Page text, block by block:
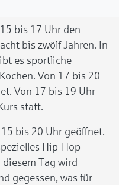
bis 17 Uhr den
bis zwölf Jahren. In
es sportliche
Von 17 bis 20
Von 17 bis 19 Uhr
statt.
bis 20 Uhr geöffnet.
Hip-Hop-
Tag wird
gegessen, was für